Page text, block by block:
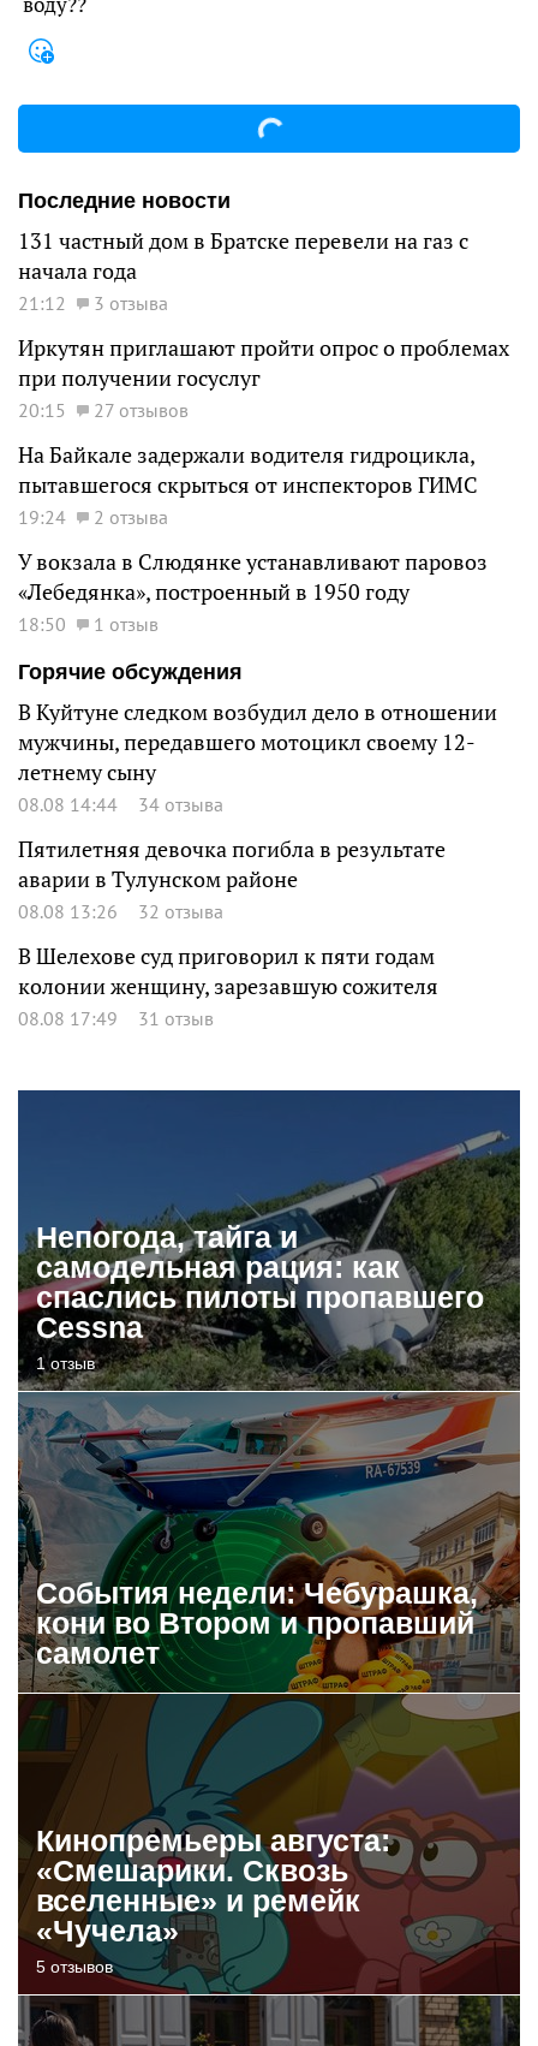
Последние новости
131 частный дом в Братске перевели на газ с
начала года
21:12 3 отзыва
Иркутян приглашают пройти опрос о проблемах
при получении госуслуг
20:15 27 отзывов
На Байкале задержали водителя гидроцикла,
пытавшегося скрыться от инспекторов ГИМС
19:24 2 отзыва
У вокзала в Слюдянке устанавливают паровоз
«Лебедянка», построенный в 1950 году
18:50
1 отзыв
Горячие обсуждения
В Куйтуне следком возбудил дело в отношении
мужчины, передавшего мотоцикл своему 12-
летнему сыну
08.08 14:44 34 отзыва
Пятилетняя девочка погибла в результате
аварии в Тулунском районе
08.08 13:26 32 отзыва
В Шелехове суд приговорил к пяти годам
колонии женщину, зарезавшую сожителя
08.08 17:49 31 отзыв
Непогода, тайга и
самодельная рация: как
спаслись пилоты пропавшего
Cessna
1 отзыв
События недели: Чебурашка,
кони во Втором и пропавший
самолет
Кинопремьеры августа:
«Смешарики. Сквозь
вселенные» и ремейк
«Чучела»
5 отзывов